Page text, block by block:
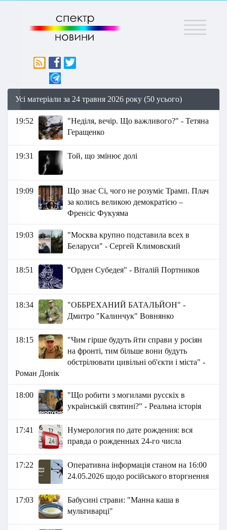
Меню
Усі матеріали за 24 травня 2026 року (50 усього)
19:52
"Неділя, вечір. Що важливого?" - Тетяна
Геращенко
19:31 Той, що змінює долі
19:09
Що знає Сі, чого не розуміє Трамп. Плач
за колись великою демократією –
Френсіс Фукуяма
19:03
"Москва крупно подставила всех в
Беларуси" - Сергей Климовский
18:51 "Орден Субедея" - Віталій Портников
18:34
"ОББРЕХАНИЙ БАТАЛЬЙОН" -
Дмитро "Калинчук" Вовнянко
18:15
"Чим гірше будуть йти справи у росіян
на фронті, тим більше вони будуть
обстрілювати цивільні об'єкти і міста" -
Роман Донік
18:00
"Що робити з могилами русскіх в
українській святині?" - Реальна історія
17:41
Нумерология по дате рождения: вся
правда о рожденных 24-го числа
17:22
Оперативна інформація станом на 16:00
24.05.2026 щодо російського вторгнення
17:03
Бабусині страви: "Манна каша в
мультиварці"